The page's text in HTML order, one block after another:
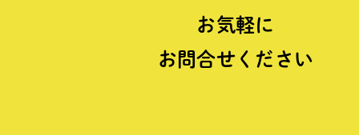
お気軽に
お問合せください